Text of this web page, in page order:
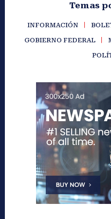
Temas
INFORMACIÓN
GOBIERNO FEDERAL